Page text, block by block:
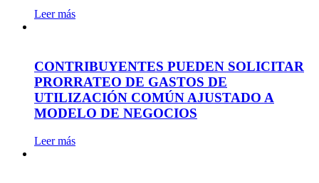
Leer más
CONTRIBUYENTES PUEDEN SOLICITAR
PRORRATEO DE GASTOS DE
UTILIZACIÓN COMÚN AJUSTADO A
MODELO DE NEGOCIOS
Leer más